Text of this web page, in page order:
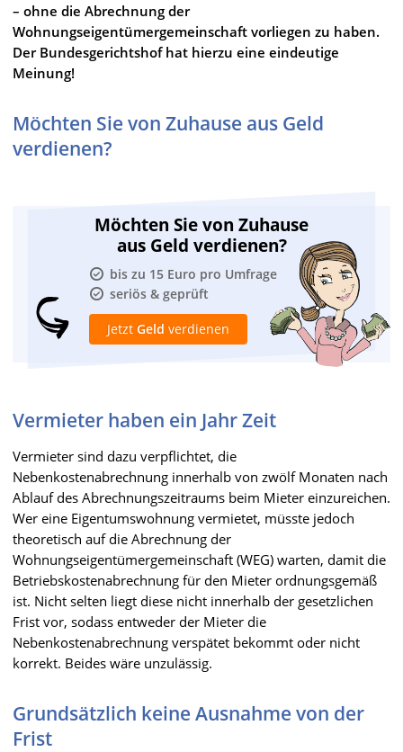
– ohne die Abrechnung der
Wohnungseigentümergemeinschaft vorliegen zu haben.
Der Bundesgerichtshof hat hierzu eine eindeutige
Meinung!
Möchten Sie von Zuhause aus Geld
verdienen?
Möchten Sie von Zuhause
aus Geld verdienen?
bis zu 15 Euro pro Umfrage
seriös & geprüft
Jetzt Geld verdienen
Vermieter haben ein Jahr Zeit
Vermieter sind dazu verpflichtet, die
Nebenkostenabrechnung innerhalb von zwölf Monaten nach
Ablauf des Abrechnungszeitraums beim Mieter einzureichen.
Wer eine Eigentumswohnung vermietet, müsste jedoch
theoretisch auf die Abrechnung der
Wohnungseigentümergemeinschaft (WEG) warten, damit die
Betriebskostenabrechnung für den Mieter ordnungsgemäß
ist. Nicht selten liegt diese nicht innerhalb der gesetzlichen
Frist vor, sodass entweder der Mieter die
Nebenkostenabrechnung verspätet bekommt oder nicht
korrekt. Beides wäre unzulässig.
Grundsätzlich keine Ausnahme von der
Frist